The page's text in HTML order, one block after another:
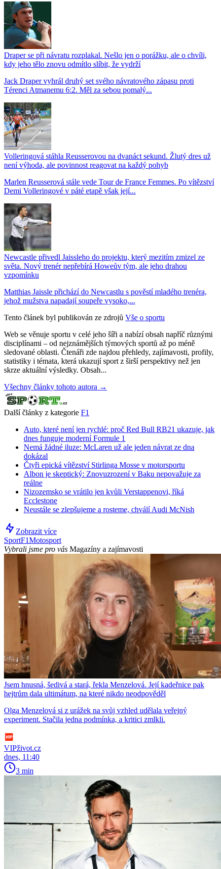
Draper se při návratu rozplakal. Nešlo jen o porážku, ale o chvíli,
kdy jeho tělo znovu odmítlo slíbit, že vydrží
Jack Draper vyhrál druhý set svého návratového zápasu proti
Térenci Atmanemu 6:2. Měl za sebou pomalý...
Volleringová stáhla Reusserovou na dvanáct sekund. Žlutý dres už
není výhoda, ale povinnost reagovat na každý pohyb
Marlen Reusserová stále vede Tour de France Femmes. Po vítězství
Demi Volleringové v páté etapě však její...
Newcastle přivedl Jaissleho do projektu, který mezitím zmizel ze
světa. Nový trenér nepřebírá Howeův tým, ale jeho drahou
vzpomínku
Matthias Jaissle přichází do Newcastlu s pověstí mladého trenéra,
jehož mužstva napadají soupeře vysoko,...
Tento článek byl publikován ze zdrojů Vše o sportu
Web se věnuje sportu v celé jeho šíři a nabízí obsah napříč různými
disciplínami – od nejznámějších týmových sportů až po méně
sledované oblasti. Čtenáři zde najdou přehledy, zajímavosti, profily,
statistiky i témata, která ukazují sport z širší perspektivy než jen
skrze aktuální výsledky. Obsah...
Všechny články tohoto autora →
Další články z kategorie F1
Auto, které není jen rychlé: proč Red Bull RB21 ukazuje, jak
dnes funguje moderní Formule 1
Nemá žádné iluze: McLaren už ale jeden návrat ze dna
dokázal
Čtyři epická vítězství Stirlinga Mosse v motorsportu
Albon je skeptický: Znovuzrození v Baku nepovažuje za
reálne
Nizozemsko se vrátilo jen kvůli Verstappenovi, říká
Ecclestone
Neustále se zlepšujeme a rosteme, chválí Audi McNish
Zobrazit více
SportF1Motosport
Vybrali jsme pro vás Magazíny a zajímavosti
Jsem hnusná, šedivá a stará, řekla Menzelová. Její kadeřnice pak
hejtrům dala ultimátum, na které nikdo neodpověděl
Olga Menzelová si z urážek na svůj vzhled udělala veřejný
experiment. Stačila jedna podmínka, a kritici zmlkli.
VIPživot.cz
dnes, 11:40
3 min